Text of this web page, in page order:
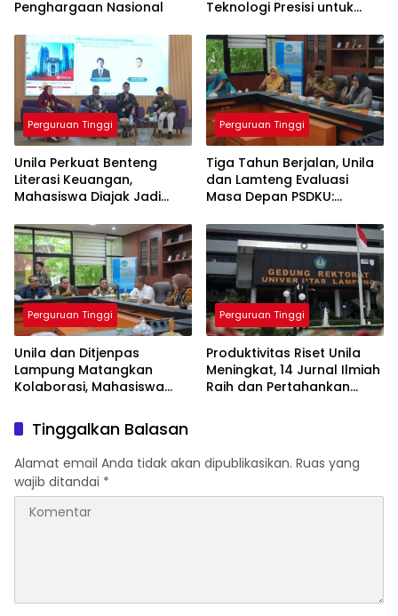
Penghargaan Nasional
Teknologi Presisi untuk
Medis
Perguruan Tinggi
Unila Perkuat Benteng
Literasi Keuangan,
Mahasiswa Diajak Jadi
Perguruan Tinggi
Tiga Tahun Berjalan, Unila
dan Lamteng Evaluasi
Masa Depan PSDKU:
Kampus Daerah
Perguruan Tinggi
Unila dan Ditjenpas
Lampung Matangkan
Kolaborasi, Mahasiswa
Lapas
Perguruan Tinggi
Produktivitas Riset Unila
Meningkat, 14 Jurnal Ilmiah
Raih dan Pertahankan
Tinggalkan Balasan
Alamat email Anda tidak akan dipublikasikan. Ruas yang
wajib ditandai *